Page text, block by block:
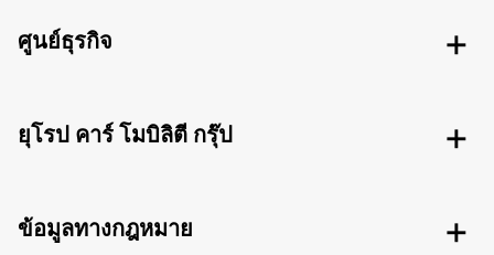
ศูนย์ธุรกิจ
ยุโรป คาร์ โมบิลิตี กรุ๊ป
ข้อมูลทางกฎหมาย